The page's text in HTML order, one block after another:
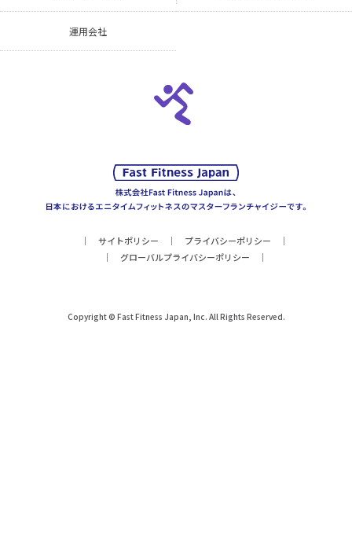
運用会社
サイトポリシー
プライバシーポリシー
グローバルプライバシーポリシー
Copyright © Fast Fitness Japan, Inc. All Rights Reserved.